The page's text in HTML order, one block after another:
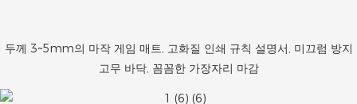
두께 3~5mm의 마작 게임 매트, 고화질 인쇄 규칙 설명서, 미끄럼 방지
고무 바닥, 꼼꼼한 가장자리 마감